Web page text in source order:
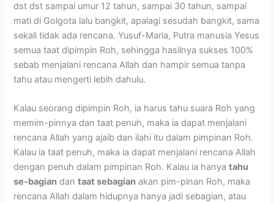
dst dst sampai umur 12 tahun, sampai 30 tahun, sampai
mati di Golgota lalu bangkit, apalagi sesudah bangkit, sama
sekali tidak ada rencana. Yusuf-Maria, Putra manusia Yesus
semua taat dipimpin Roh, sehingga hasilnya sukses 100%
sebab menjalani rencana Allah dan hampir semua tanpa
tahu atau mengerti lebih dahulu.
Kalau seorang dipimpin Roh, ia harus tahu suara Roh yang
memim-pinnya dan taat penuh, maka ia dapat menjalani
rencana Allah yang ajaib dan ilahi itu dalam pimpinan Roh.
Kalau ia taat penuh, maka ia dapat menjalani rencana Allah
dengan penuh dalam pimpinan Roh. Kalau ia hanyatahu
se-bagian dantaat sebagian akan pim-pinan Roh, maka
rencana Allah dalam hidupnya hanya jadi sebagian, atau